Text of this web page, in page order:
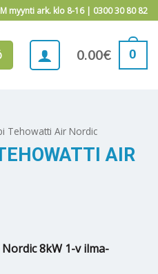
myynti ark. klo 8-16 | 0300 30 80 82
0.00€ 0
Tehowatti Air Nordic
AIR
8kW 1-v ilma-